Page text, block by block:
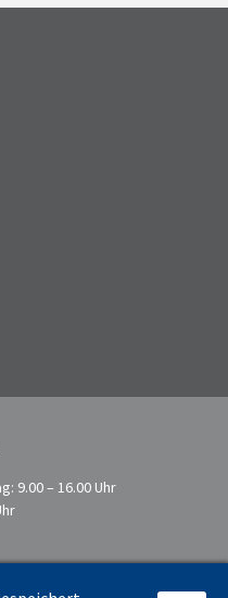
9.00 – 16.00 Uhr